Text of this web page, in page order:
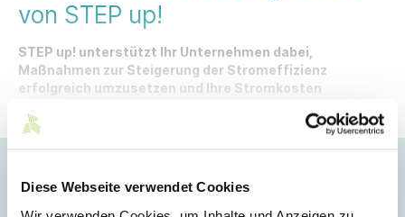
Diese Webseite verwendet Cookies
von STEP up!
STEP up! unterstützt Ihr Unternehmen dabei,
Maßnahmen zur Steigerung der Stromeffizienz
erfolgreich umzusetzen und Ihre Stromkosten
Ausschreibungsrunde startet am 1. September.
Hoppla!
Dieser Artikel ist nur für Mitglieder sichtbar.